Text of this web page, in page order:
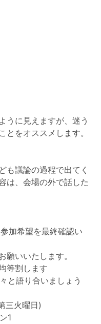
うに見えますが、迷う
とをオススメします。
も議論の過程で出てく
は、会場の外で話した
加希望を最終確認い
願いいたします。
等割します
と語り合いましょう
三火曜日)
1